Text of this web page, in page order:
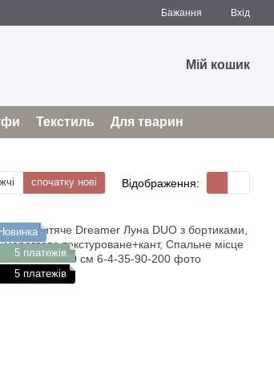
Бажання Вхід
Мій кошик
Текстиль Для тварин
спочатку нові Відображення:
Новинка
5 платежів
5 платежів